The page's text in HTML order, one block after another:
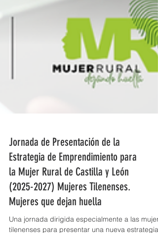
Jornada de Presentación de la
Estrategia de Emprendimiento para
la Mujer Rural de Castilla y León
(2025-2027) Mujeres Tilenenses.